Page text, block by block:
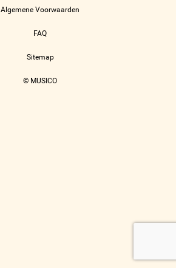
Algemene Voorwaarden
FAQ
Sitemap
© MUSICO